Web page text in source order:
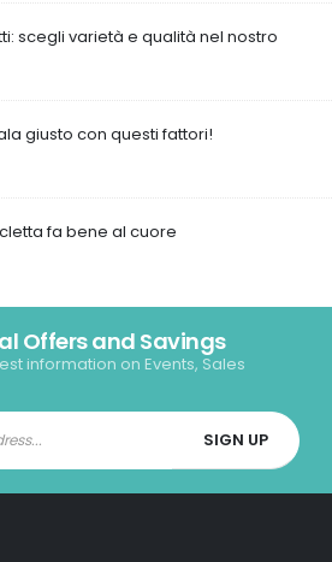
scegli varietà e qualità nel nostro
giusto con questi fattori!
fa bene al cuore
Offers and Savings
information on Events, Sales